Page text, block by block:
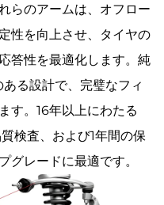
らのアームは、オフロー
性を向上させ、タイヤの
答性を最適化します。純
る設計で、完璧なフィ
す。16年以上にわたる
検査、および1年間の保
グレードに最適です。